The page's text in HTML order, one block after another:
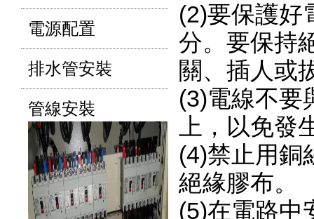
電源配置
排水管安裝
管線安裝
(2)要保護好
分。要保持
關、插人或
(3)電線不要
上，以免發
(4)禁止用銅
絕緣膠布。
(5)在電路中